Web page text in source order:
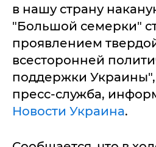
в нашу страну
"Большой семерки"
проявлением
всесторонней
поддержки
пресс-служба,
Новости Украина.